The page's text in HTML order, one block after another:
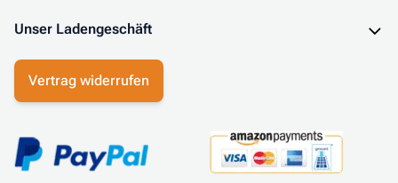
Unser Ladengeschäft
Vertrag widerrufen